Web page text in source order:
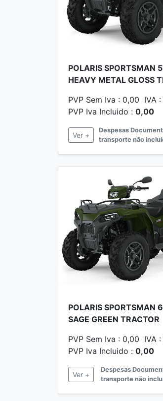
POLARIS SPORTSMAN
HEAVY METAL GLOSS
PVP Sem Iva : 0,00 IVA :
PVP Iva Incluido : 0,00
Ver +
Despesas
transporte não
POLARIS SPORTSMAN
SAGE GREEN TRACTOR
PVP Sem Iva : 0,00 IVA :
PVP Iva Incluido : 0,00
Ver +
Despesas
transporte não